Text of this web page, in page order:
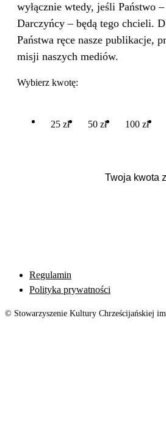
wyłącznie wtedy, jeśli Państwo
Darczyńcy – będą tego chcieli.
Państwa ręce nasze publikacje,
misji naszych mediów.
Wybierz kwotę:
25 zł 50 zł 100 zł
Regulamin
Polityka prywatności
© Stowarzyszenie Kultury Chrześcijańskiej